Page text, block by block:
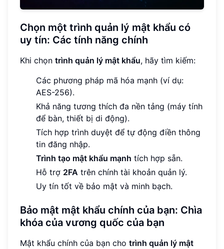
Chọn một trình quản lý mật khẩu có
uy tín: Các tính năng chính
Khi chọn trình quản lý mật khẩu, hãy tìm kiếm:
Các phương pháp mã hóa mạnh (ví dụ:
AES-256).
Khả năng tương thích đa nền tảng (máy tính
để bàn, thiết bị di động).
Tích hợp trình duyệt để tự động điền thông
tin đăng nhập.
Trình tạo mật khẩu mạnh tích hợp sẵn.
Hỗ trợ 2FA trên chính tài khoản quản lý.
Uy tín tốt về bảo mật và minh bạch.
Bảo mật mật khẩu chính của bạn: Chìa
khóa của vương quốc của bạn
Mật khẩu chính của bạn cho trình quản lý mật